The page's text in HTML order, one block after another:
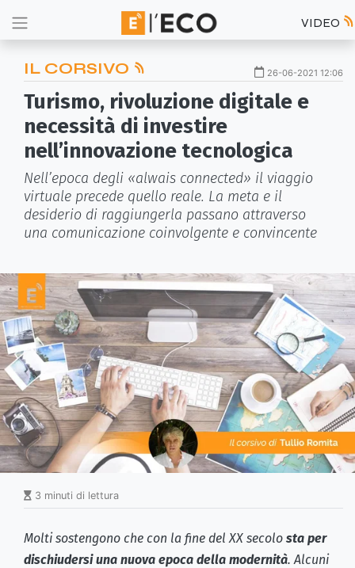
VIDEO
IL CORSIVO 26-06-2021 12:06
Turismo, rivoluzione digitale e
necessità di investire
nell’innovazione tecnologica
Nell’epoca degli «alwais connected» il viaggio
virtuale precede quello reale. La meta e il
desiderio di raggiungerla passano attraverso
una comunicazione coinvolgente e convincente
3 minuti di lettura
Molti sostengono che con la fine del XX secolo sta per
dischiudersi una nuova epoca della modernità. Alcuni